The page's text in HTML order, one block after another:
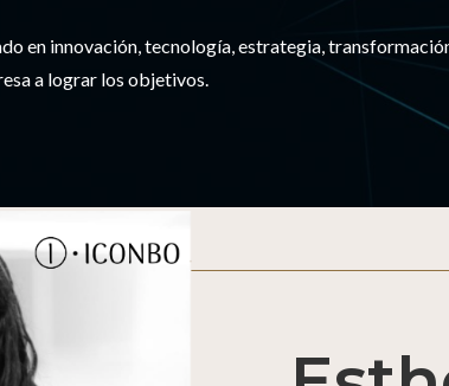
en innovación, tecnología, estrategia,
a lograr los objetivos.